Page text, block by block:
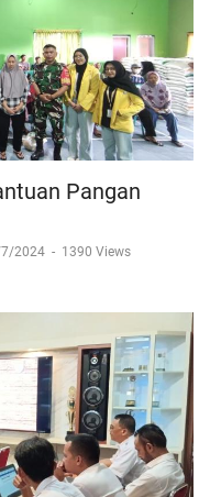
Pangan
2024 - 1390 Views